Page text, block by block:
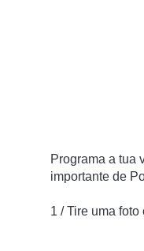
Programa a tua
importante de
1 / Tire uma